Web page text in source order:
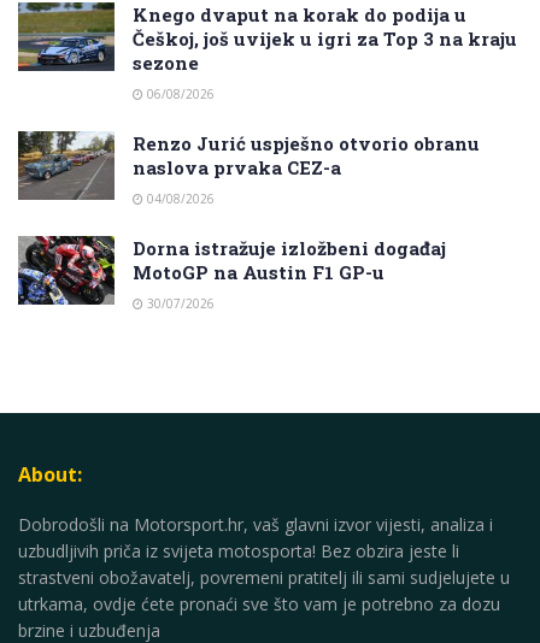
Knego dvaput na korak do podija u
Češkoj, još uvijek u igri za Top 3 na kraju
sezone
06/08/2026
Renzo Jurić uspješno otvorio obranu
naslova prvaka CEZ-a
04/08/2026
Dorna istražuje izložbeni događaj
MotoGP na Austin F1 GP-u
30/07/2026
About:
Dobrodošli na Motorsport.hr, vaš glavni izvor vijesti, analiza i
uzbudljivih priča iz svijeta motosporta! Bez obzira jeste li
strastveni obožavatelj, povremeni pratitelj ili sami sudjelujete u
utrkama, ovdje ćete pronaći sve što vam je potrebno za dozu
brzine i uzbuđenja